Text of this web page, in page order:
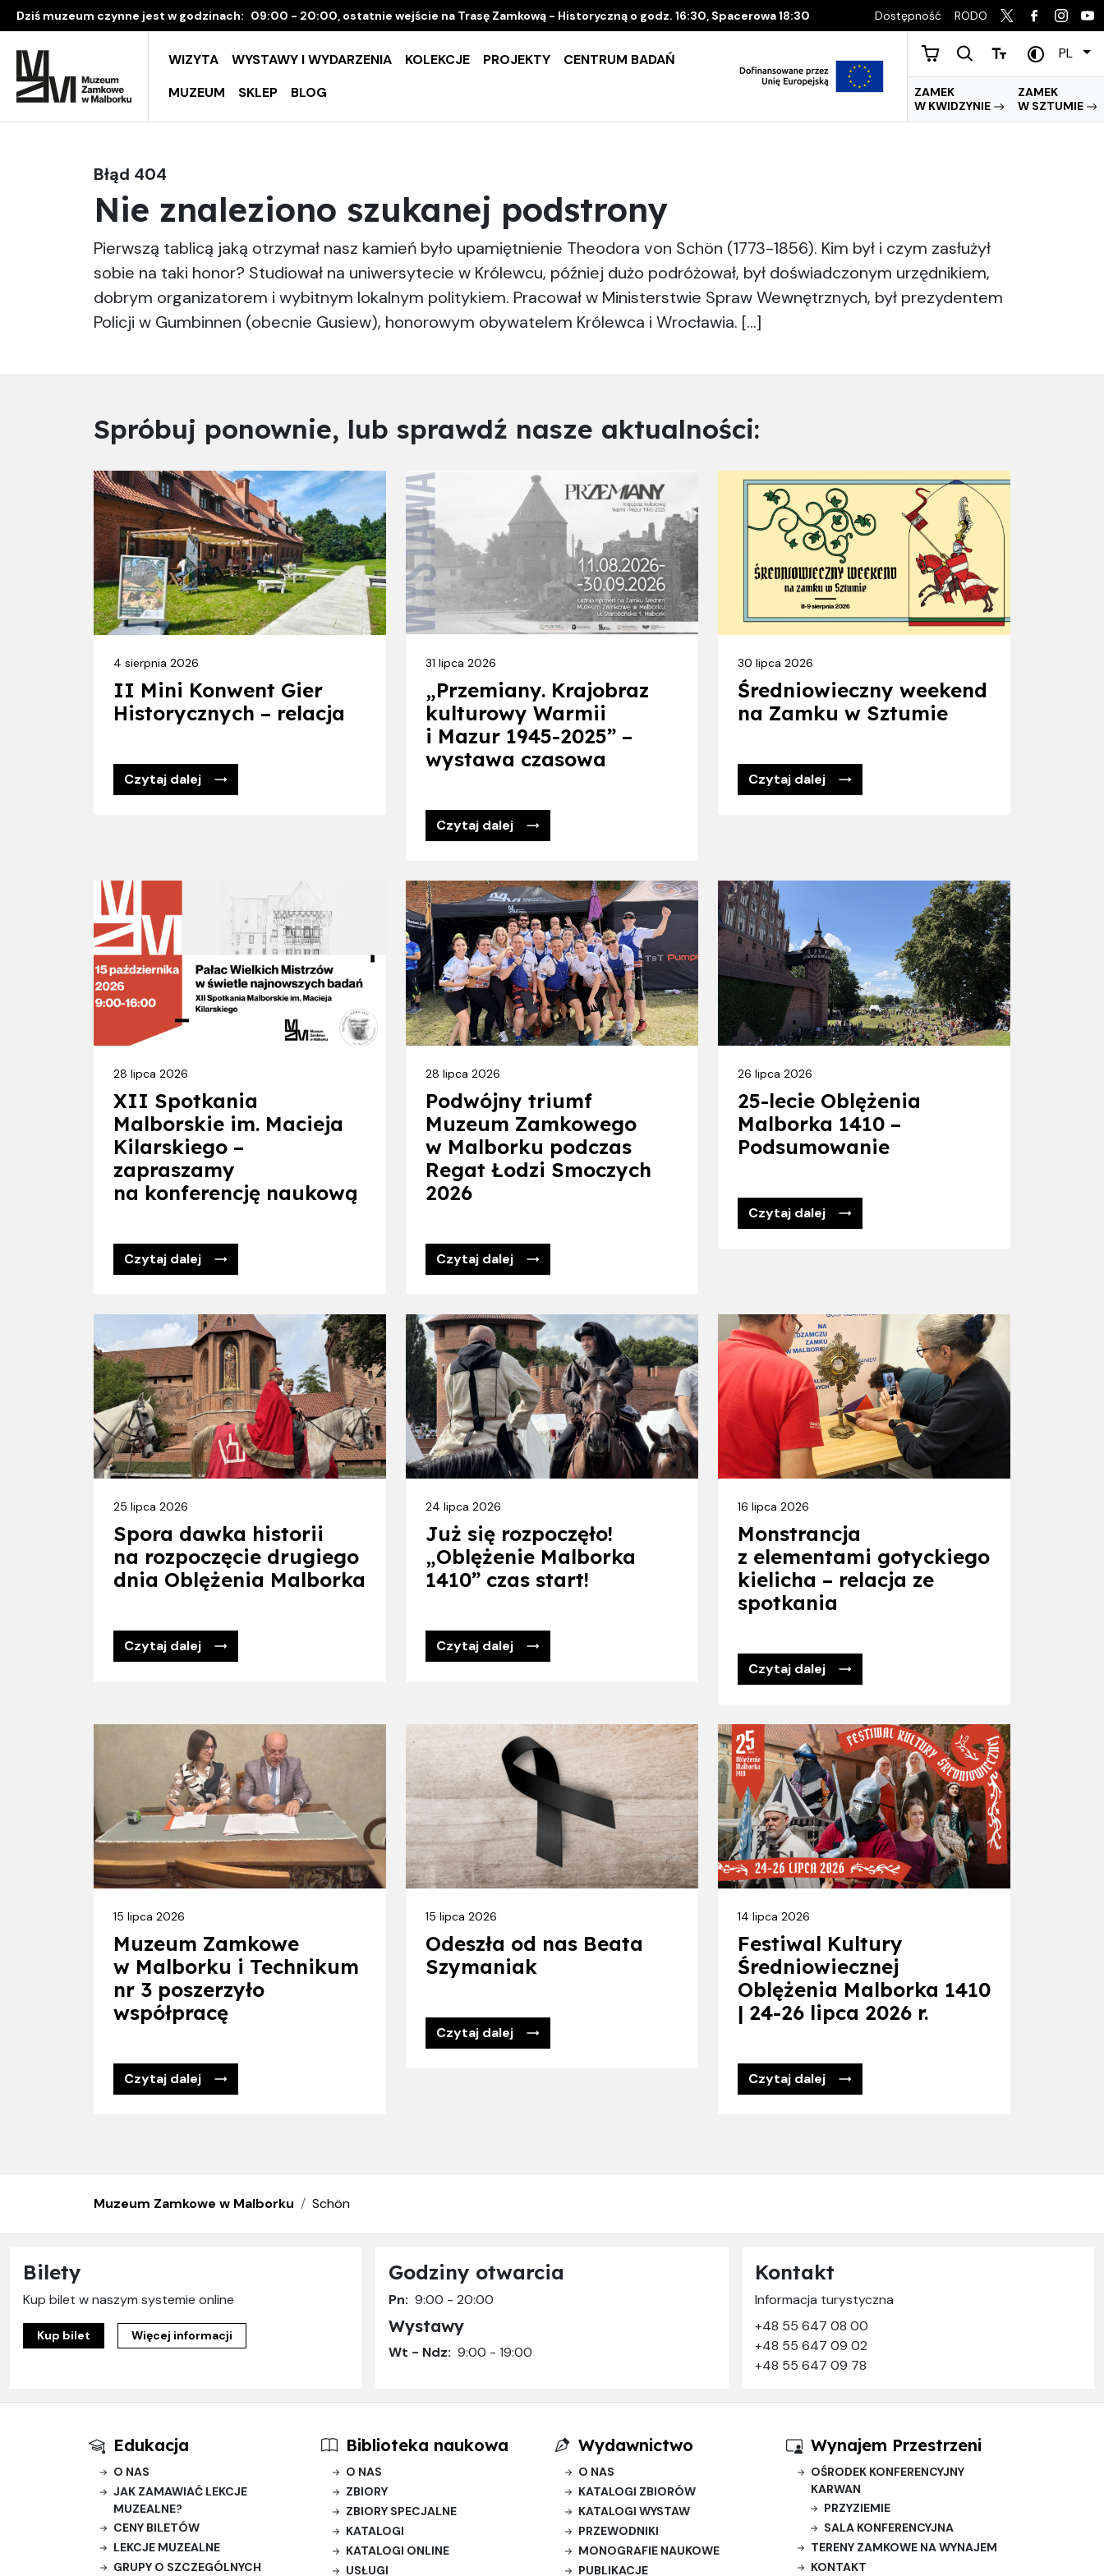
Dziś muzeum czynne jest w godzinach: 09:00 - 20:00, ostatnie wejście na Trasę Zamkową - Historyczną o godz. 16:30, Spacerowa 18:30 Dostępność RODO
WIZYTA WYSTAWY I WYDARZENIA KOLEKCJE PROJEKTY
CENTRUM BADAŃ
MUZEUM
SKLEP BLOG
PL
ZAMEK
W KWIDZYNIE
ZAMEK
W SZTUMIE
Błąd 404
Nie znaleziono szukanej podstrony
Pierwszą tablicą jaką otrzymał nasz kamień było upamiętnienie Theodora von Schön (1773-1856). Kim był i czym zasłużył
sobie na taki honor? Studiował na uniwersytecie w Królewcu, później dużo podróżował, był doświadczonym urzędnikiem,
dobrym organizatorem i wybitnym lokalnym politykiem. Pracował w Ministerstwie Spraw Wewnętrznych, był prezydentem
Policji w Gumbinnen (obecnie Gusiew), honorowym obywatelem Królewca i Wrocławia. […]
Spróbuj ponownie, lub sprawdź nasze aktualności:
4 sierpnia 2026
II Mini Konwent Gier
Historycznych – relacja
Czytaj dalej
31 lipca 2026
„Przemiany. Krajobraz
kulturowy Warmii
i Mazur 1945-2025” –
wystawa czasowa
Czytaj dalej
30 lipca 2026
Średniowieczny weekend
na Zamku w Sztumie
Czytaj dalej
28 lipca 2026
XII Spotkania
Malborskie im. Macieja
Kilarskiego –
zapraszamy
na konferencję naukową
Czytaj dalej
28 lipca 2026
Podwójny triumf
Muzeum Zamkowego
w Malborku podczas
Regat Łodzi Smoczych
2026
Czytaj dalej
26 lipca 2026
25-lecie Oblężenia
Malborka 1410 –
Podsumowanie
Czytaj dalej
25 lipca 2026
Spora dawka historii
na rozpoczęcie drugiego
dnia Oblężenia Malborka
Czytaj dalej
24 lipca 2026
Już się rozpoczęło!
„Oblężenie Malborka
1410” czas start!
Czytaj dalej
16 lipca 2026
Monstrancja
z elementami gotyckiego
kielicha – relacja ze
spotkania
Czytaj dalej
15 lipca 2026
Muzeum Zamkowe
w Malborku i Technikum
nr 3 poszerzyło
współpracę
Czytaj dalej
15 lipca 2026
Odeszła od nas Beata
Szymaniak
Czytaj dalej
14 lipca 2026
Festiwal Kultury
Średniowiecznej
Oblężenia Malborka 1410
| 24-26 lipca 2026 r.
Czytaj dalej
Muzeum Zamkowe w Malborku Schön
Bilety
Kup bilet w naszym systemie online
Kup bilet Więcej informacji
Godziny otwarcia
Pn: 9:00 - 20:00
Wystawy
Wt - Ndz: 9:00 - 19:00
Kontakt
Informacja turystyczna
+48 55 647 08 00
+48 55 647 09 02
+48 55 647 09 78
Edukacja
O NAS
JAK ZAMAWIAĆ LEKCJE
MUZEALNE?
CENY BILETÓW
LEKCJE MUZEALNE
GRUPY O SZCZEGÓLNYCH
Biblioteka naukowa
O NAS
ZBIORY
ZBIORY SPECJALNE
KATALOGI
KATALOGI ONLINE
USŁUGI
Wydawnictwo
O NAS
KATALOGI ZBIORÓW
KATALOGI WYSTAW
PRZEWODNIKI
MONOGRAFIE NAUKOWE
PUBLIKACJE
Wynajem Przestrzeni
OŚRODEK KONFERENCYJNY
KARWAN
PRZYZIEMIE
SALA KONFERENCYJNA
TERENY ZAMKOWE NA WYNAJEM
KONTAKT